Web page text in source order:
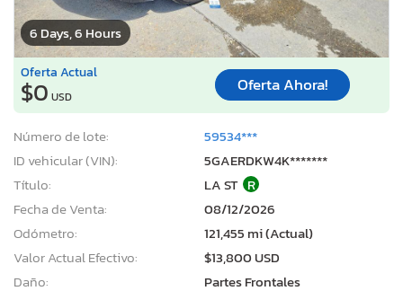
6 Days, 6 Hours
Oferta Actual
$0 USD
Oferta Ahora!
Número de lote:
59534***
ID vehicular (VIN):
5GAERDKW4K*******
Título:
LA ST R
Fecha de Venta:
08/12/2026
Odómetro:
121,455 mi (Actual)
Valor Actual Efectivo:
$13,800 USD
Daño:
Partes Frontales